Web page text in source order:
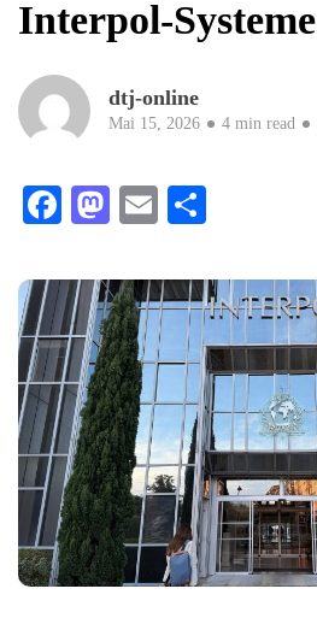
Interpol-Systeme
dtj-online
Mai 15, 2026 4 min read
Facebook
Mastodon
Email